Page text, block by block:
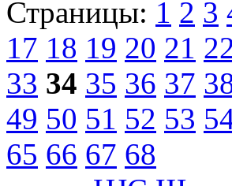
Страницы: 1 2 3
17 18 19 20 21
33 34 35 36 37
49 50 51 52 53
65 66 67 68